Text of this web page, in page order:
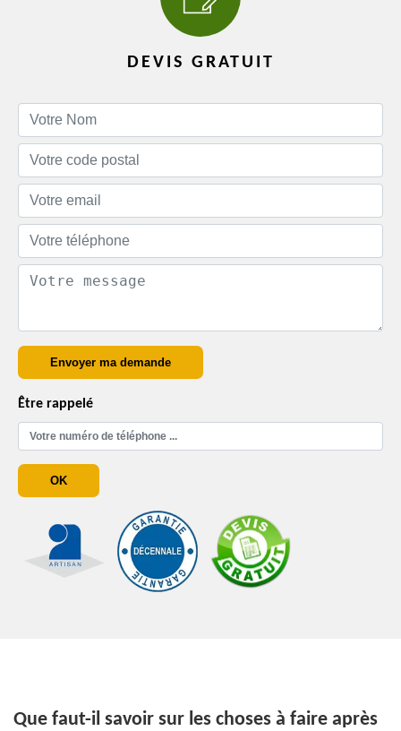
DEVIS GRATUIT
Être rappelé
Que faut-il savoir sur les choses à faire après